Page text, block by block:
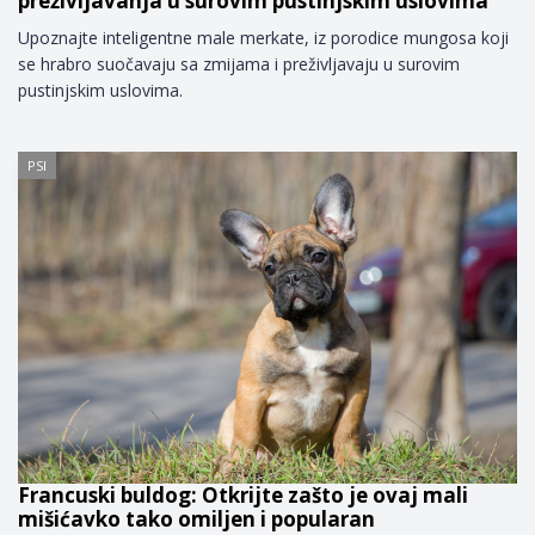
Upoznajte inteligentne male merkate, iz porodice mungosa koji
se hrabro suočavaju sa zmijama i preživljavaju u surovim
pustinjskim uslovima.
PSI
Francuski buldog: Otkrijte zašto je ovaj mali
mišićavko tako omiljen i popularan